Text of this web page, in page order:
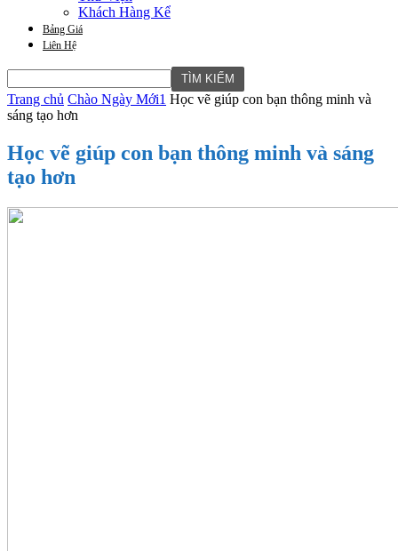
Khách Hàng Kể
Bảng Giá
Liên Hệ
Trang chủ Chào Ngày Mới1 Học vẽ giúp con bạn thông minh và
sáng tạo hơn
Học vẽ giúp con bạn thông minh và sáng
tạo hơn